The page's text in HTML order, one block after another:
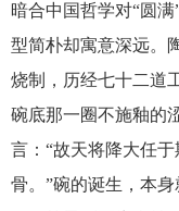
暗合中国哲学对“圆
型简朴却寓意深远。
烧制，历经七十二道
碗底那一圈不施釉的
言：“故天将降大任
骨。”碗的诞生，本身